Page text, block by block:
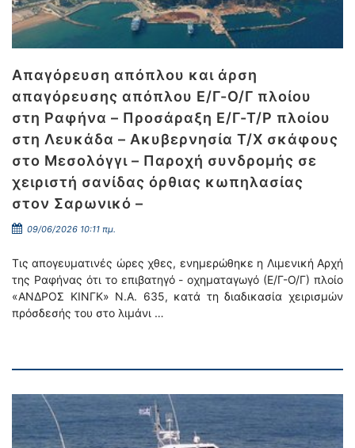
Απαγόρευση απόπλου και άρση
απαγόρευσης απόπλου Ε/Γ-Ο/Γ πλοίου
στη Ραφήνα – Προσάραξη Ε/Γ-Τ/Ρ πλοίου
στη Λευκάδα – Ακυβερνησία Τ/Χ σκάφους
στο Μεσολόγγι – Παροχή συνδρομής σε
χειριστή σανίδας όρθιας κωπηλασίας
στον Σαρωνικό –
09/06/2026 10:11 πμ.
Τις απογευματινές ώρες χθες, ενημερώθηκε η Λιμενική Αρχή
της Ραφήνας ότι το επιβατηγό - οχηματαγωγό (Ε/Γ-Ο/Γ) πλοίο
«ΑΝΔΡΟΣ ΚΙΝΓΚ» Ν.Α. 635, κατά τη διαδικασία χειρισμών
πρόσδεσής του στο λιμάνι …